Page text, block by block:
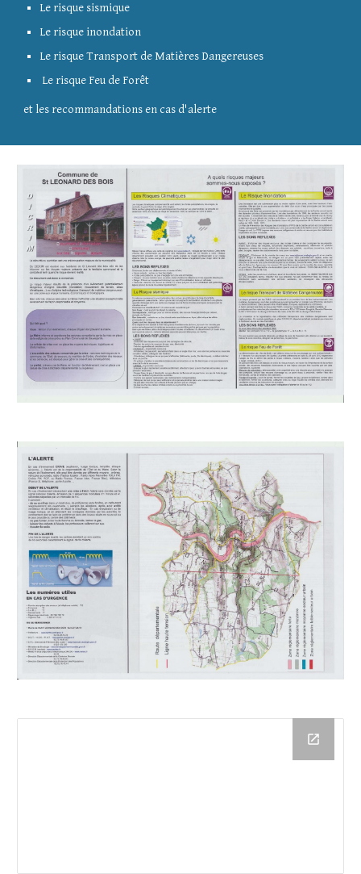
Le risque sismique
Le risque inondation
Le risque Transport de Matières Dangereuses
Le risque Feu de Forêt
et les recommandations en cas d'alerte